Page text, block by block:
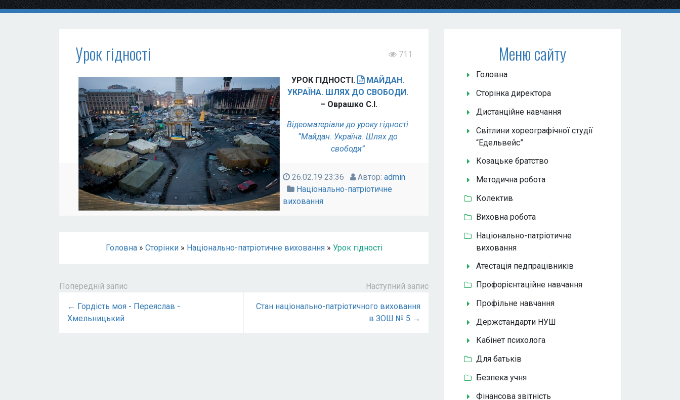
Урок гідності 711
УРОК ГІДНОСТІ.
МАЙДАН.
УКРАЇНА. ШЛЯХ ДО СВОБОДИ.
– Оврашко С.І.
Відеоматеріали до уроку гідності
“Майдан. Україна. Шлях до
свободи”
26.02.19 23:36 Автор: admin
Національно-патріотичне
виховання
Головна» Сторінки» Національно-патріотичне виховання» Урок гідності
Попередній запис Наступний запис
← Гордість моя - Переяслав -
Хмельницький
Стан національно-патріотичного виховання
в ЗОШ № 5 →
Меню сайту
Головна
Сторінка директора
Дистанційне навчання
Світлини хореографічної студії
“Едельвейс”
Козацьке братство
Методична робота
Колектив
Виховна робота
Національно-патріотичне
виховання
Атестація педпрацівників
Профорієнтаційне навчання
Профільне навчання
Держстандарти НУШ
Кабінет психолога
Для батьків
Безпека учня
Фінансова звітність